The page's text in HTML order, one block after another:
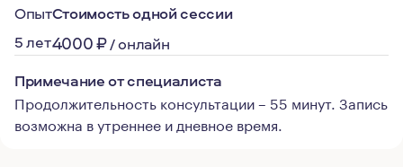
Опыт
5 лет
Стоимость одной сессии
4000₽/онлайн
Примечание от специалиста
Продолжительность консультации – 55 минут. Запись
возможна в утреннее и дневное время.